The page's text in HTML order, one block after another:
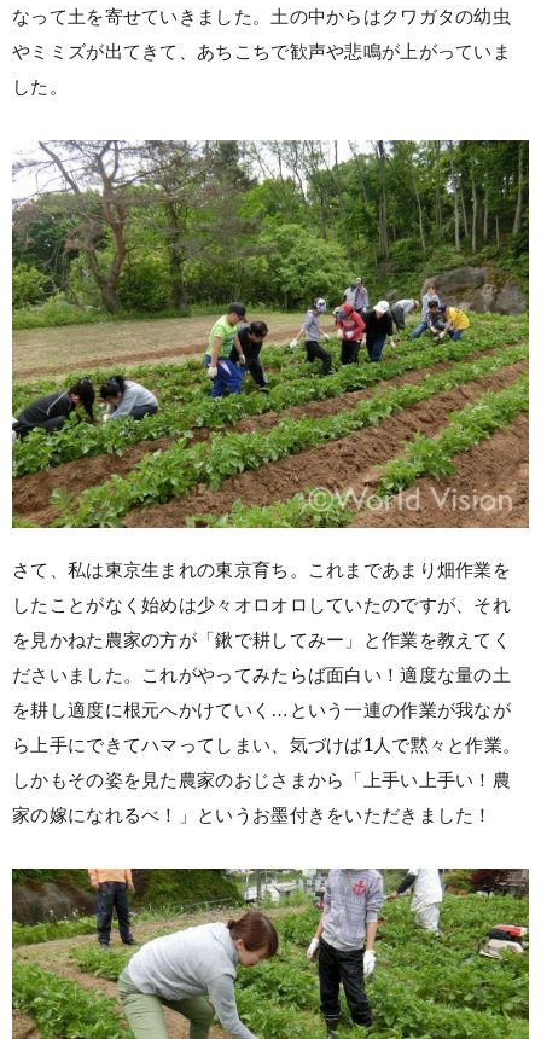
なって土を寄せていきました。土の中からはクワガタの幼虫
やミミズが出てきて、あちこちで歓声や悲鳴が上がっていま
した。
さて、私は東京生まれの東京育ち。これまであまり畑作業を
したことがなく始めは少々オロオロしていたのですが、それ
を見かねた農家の方が「鍬で耕してみー」と作業を教えてく
ださいました。これがやってみたらば面白い！適度な量の土
を耕し適度に根元へかけていく…という一連の作業が我なが
ら上手にできてハマってしまい、気づけば1人で黙々と作業。
しかもその姿を見た農家のおじさまから「上手い上手い！農
家の嫁になれるべ！」というお墨付きをいただきました！